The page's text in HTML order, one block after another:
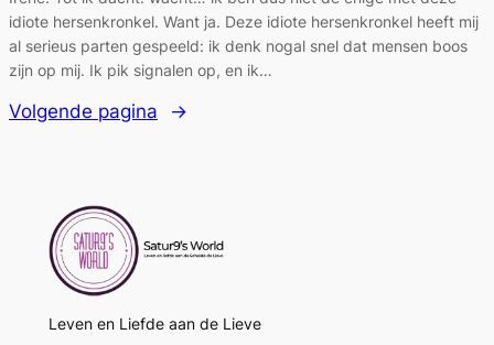
idiote hersenkronkel. Want ja. Deze idiote hersenkronkel heeft mij
al serieus parten gespeeld: ik denk nogal snel dat mensen boos
zijn op mij. Ik pik signalen op, en ik…
Volgende pagina →
Leven en Liefde aan de Lieve